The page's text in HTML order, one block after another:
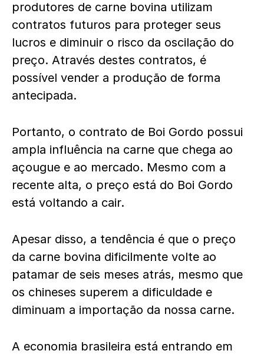
produtores de carne bovina utilizam
contratos futuros para proteger seus
lucros e diminuir o risco da oscilação do
preço. Através destes contratos, é
possível vender a produção de forma
antecipada.
Portanto, o contrato de Boi Gordo possui
ampla influência na carne que chega ao
açougue e ao mercado. Mesmo com a
recente alta, o preço está do Boi Gordo
está voltando a cair.
Apesar disso, a tendência é que o preço
da carne bovina dificilmente volte ao
patamar de seis meses atrás, mesmo que
os chineses superem a dificuldade e
diminuam a importação da nossa carne.
A economia brasileira está entrando em